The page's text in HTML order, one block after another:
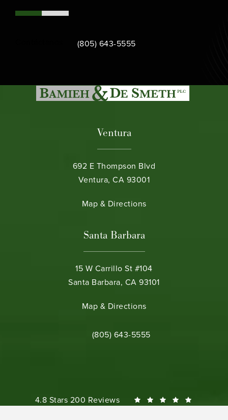
Call Bamieh & De Smeth on the phone at
(805) 643-5555
Ventura
692 E Thompson Blvd
Ventura, CA 93001
(opens in a new tab)
Map & Directions
Santa Barbara
15 W Carrillo St #104
Santa Barbara, CA 93101
(opens in a new tab)
Map & Directions
Call Bamieh & De Smeth on the phone
(805) 643-5555
Bamieh & De Smeth reviews:
4.8 Stars 200 Reviews